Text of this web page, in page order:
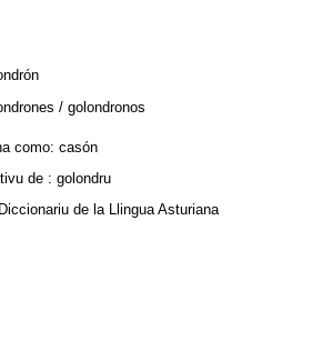
/ golondronos
como: casón
de : golondru
Diccionariu de la Llingua Asturiana